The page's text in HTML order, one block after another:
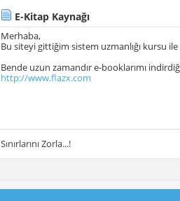
E-Kitap Kaynağı
Merhaba,
Bu siteyi gittiğim sistem uzmanlığı kursu
Bende uzun zamandır e-booklarımı
http://www.flazx.com
Sınırlarını Zorla...!